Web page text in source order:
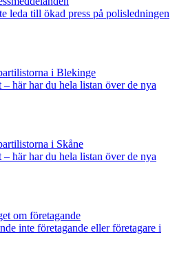
leda till ökad press på polisledningen
i Blekinge
här har du hela listan över de nya
i Skåne
här har du hela listan över de nya
om företagande
inte företagande eller företagare i